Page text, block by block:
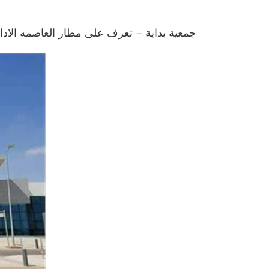
جمعية بداية – تعرف على مطار العاصمه